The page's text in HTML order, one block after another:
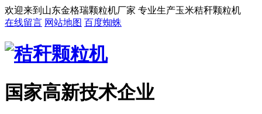
欢迎来到山东金格瑞颗粒机厂家 专业生产玉米秸秆颗粒机
在线留言 网站地图 百度蜘蛛
国家高新技术企业